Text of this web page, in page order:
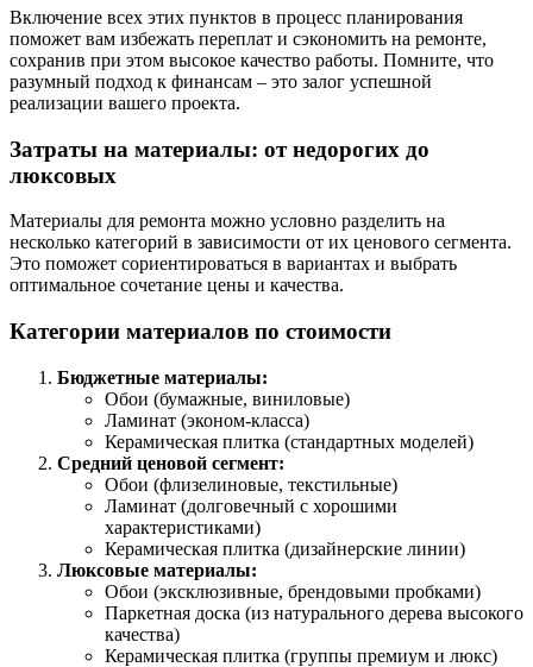
Включение всех этих пунктов в процесс планирования
поможет вам избежать переплат и сэкономить на ремонте,
сохранив при этом высокое качество работы. Помните, что
разумный подход к финансам – это залог успешной
реализации вашего проекта.
Затраты на материалы: от недорогих до
люксовых
Материалы для ремонта можно условно разделить на
несколько категорий в зависимости от их ценового сегмента.
Это поможет сориентироваться в вариантах и выбрать
оптимальное сочетание цены и качества.
Категории материалов по стоимости
Бюджетные материалы:
Обои (бумажные, виниловые)
Ламинат (эконом-класса)
Керамическая плитка (стандартных моделей)
Средний ценовой сегмент:
Обои (флизелиновые, текстильные)
Ламинат (долговечный с хорошими
характеристиками)
Керамическая плитка (дизайнерские линии)
Люксовые материалы:
Обои (эксклюзивные, брендовыми пробками)
Паркетная доска (из натурального дерева высокого
качества)
Керамическая плитка (группы премиум и люкс)